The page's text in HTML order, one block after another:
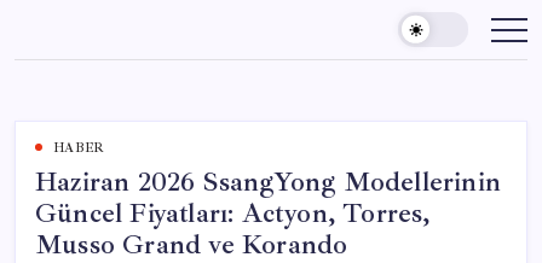
content
HABER
Haziran 2026 SsangYong Modellerinin
Güncel Fiyatları: Actyon, Torres,
Musso Grand ve Korando